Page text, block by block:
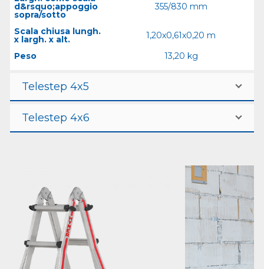
d&rsquo;appoggio
sopra/sotto
355/830 mm
Scala chiusa lungh.
x largh. x alt.
1,20x0,61x0,20 m
Peso
13,20 kg
Telestep 4x5
Telestep 4x6